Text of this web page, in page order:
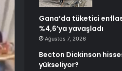
Gana’da tüketici
%4,6’ya yavaşladı
Ağustos 7, 2026
Becton Dickinson
yükseliyor?